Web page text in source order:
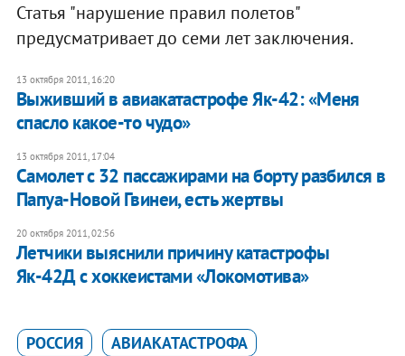
Статья "нарушение правил полетов"
предусматривает до семи лет заключения.
13 октября 2011, 16:20
Выживший в авиакатастрофе Як-42: «Меня
спасло какое-то чудо»
13 октября 2011, 17:04
Самолет с 32 пассажирами на борту разбился в
Папуа-Новой Гвинеи, есть жертвы
20 октября 2011, 02:56
​Летчики выяснили причину катастрофы
Як-42Д с хоккеистами «Локомотива»
РОССИЯ АВИАКАТАСТРОФА